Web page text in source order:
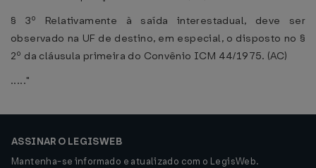
§ 3º Relativamente à saída interestadual, deve ser
observado na UF de destino, em especial, o disposto no §
2º da cláusula primeira do Convênio ICM 44/1975. (AC)
....."
ASSINAR O LEGISWEB
Mantenha-se informado e atualizado com o LegisWeb.